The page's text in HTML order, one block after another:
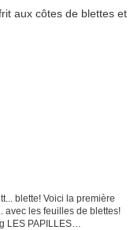
blette! Voici la première
avec les feuilles de blettes!
LES PAPILLES